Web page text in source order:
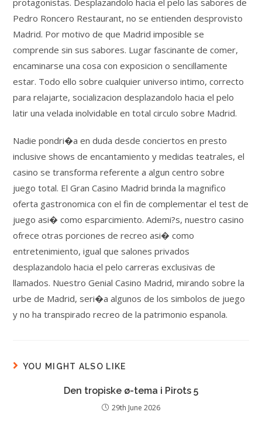
protagonistas. Desplazandolo hacia el pelo las sabores de
Pedro Roncero Restaurant, no se entienden desprovisto
Madrid. Por motivo de que Madrid imposible se
comprende sin sus sabores. Lugar fascinante de comer,
encaminarse una cosa con exposicion o sencillamente
estar. Todo ello sobre cualquier universo intimo, correcto
para relajarte, socializacion desplazandolo hacia el pelo
latir una velada inolvidable en total circulo sobre Madrid.
Nadie pondri�a en duda desde conciertos en presto
inclusive shows de encantamiento y medidas teatrales, el
casino se transforma referente a algun centro sobre
juego total. El Gran Casino Madrid brinda la magnifico
oferta gastronomica con el fin de complementar el test de
juego asi� como esparcimiento. Ademi?s, nuestro casino
ofrece otras porciones de recreo asi� como
entretenimiento, igual que salones privados
desplazandolo hacia el pelo carreras exclusivas de
llamados. Nuestro Genial Casino Madrid, mirando sobre la
urbe de Madrid, seri�a algunos de los simbolos de juego
y no ha transpirado recreo de la patrimonio espanola.
YOU MIGHT ALSO LIKE
Den tropiske ø-tema i Pirots 5
29th June 2026